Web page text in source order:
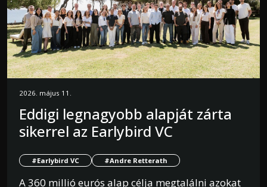
2026. május 11.
Eddigi legnagyobb alapját zárta
sikerrel az Earlybird VC
#Earlybird VC #Andre Retterath
A 360 millió eurós alap célja megtalálni azokat